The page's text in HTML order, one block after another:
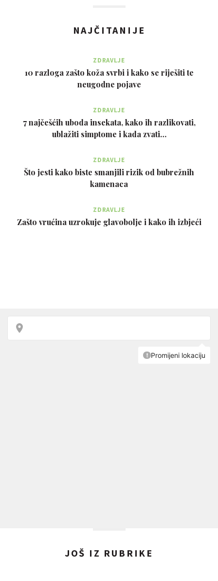
NAJČITANIJE
ZDRAVLJE
10 razloga zašto koža svrbi i kako se riješiti te
neugodne pojave
ZDRAVLJE
7 najčešćih uboda insekata, kako ih razlikovati,
ublažiti simptome i kada zvati…
ZDRAVLJE
Što jesti kako biste smanjili rizik od bubrežnih
kamenaca
ZDRAVLJE
Zašto vrućina uzrokuje glavobolje i kako ih izbjeći
JOŠ IZ RUBRIKE